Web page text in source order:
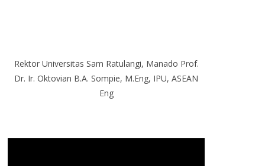
Rektor Universitas Sam Ratulangi, Manado Prof.
Dr. Ir. Oktovian B.A. Sompie, M.Eng, IPU, ASEAN
Eng